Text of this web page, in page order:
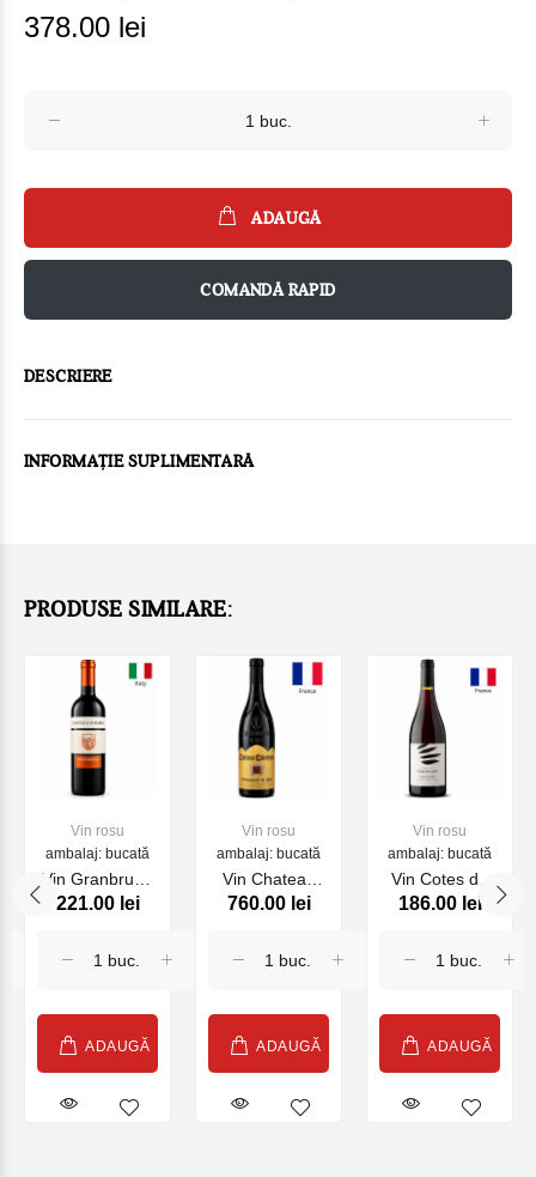
378.00 lei
ADAUGĂ
COMANDĂ RAPID
DESCRIERE
INFORMAȚIE SUPLIMENTARĂ
PRODUSE SIMILARE:
Vin rosu
ambalaj: bucată
Vin Granbruno
Castello di
2023,rosu
221.00 lei
ADAUGĂ
Vin rosu
ambalaj: bucată
Vin Chateau
Cabrieres
du Pape, rosu
2021
760.00 lei
ADAUGĂ
Vin rosu
ambalaj: bucată
Vin Cotes du
Rhone
Domaine du
sec, 750ml,
2024
186.00 lei
ADAUGĂ